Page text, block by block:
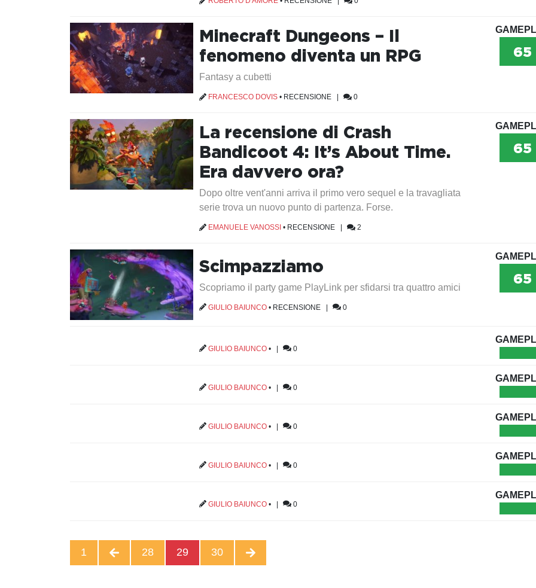
Minecraft Dungeons – Il
fenomeno diventa un RPG
Fantasy a cubetti
FRANCESCO DOVIS • RECENSIONE 0
65
La recensione di Crash
Bandicoot 4: It’s About Time.
Era davvero ora?
Dopo oltre vent'anni arriva il primo vero sequel e la travagliata
serie trova un nuovo punto di partenza. Forse.
EMANUELE VANOSSI • RECENSIONE 2
65
Scimpazziamo
Scopriamo il party game PlayLink per sfidarsi tra quattro amici
GIULIO BAIUNCO • RECENSIONE | 0
65
GIULIO BAIUNCO • | 0
GIULIO BAIUNCO • | 0
GIULIO BAIUNCO • | 0
GIULIO BAIUNCO • | 0
GIULIO BAIUNCO • | 0
1 28 29 30